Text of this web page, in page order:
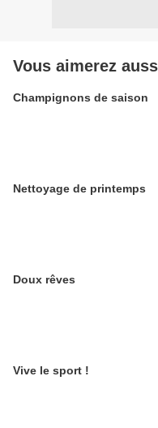
Vous aimerez
Champignons de saison
Nettoyage de printemps
Doux rêves
Vive le sport !